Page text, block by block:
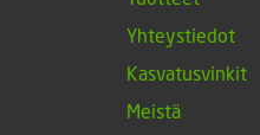
Yhteystiedot
Kasvatusvinkit
Meistä